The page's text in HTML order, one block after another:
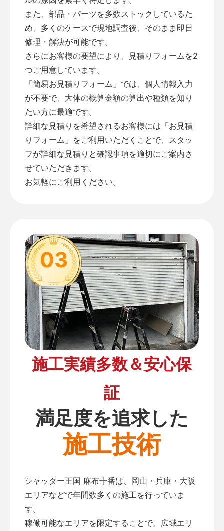
また、部品・パーツを多数ストックしているた
め、多くのケースで現地調査後、そのまま即日
修理・解決が可能です。
さらにお客様の要望により、見積りフォームを2
つご用意しています。
「簡易お見積りフォーム 」では、個人情報入力
が不要で、大体の概算金額の算出や種類を知り
たい方に最適です。
詳細な見積りを希望されるお客様には「お見積
りフォーム 」をご利用いただくことで、スタッ
フが詳細な見積りと確認事項を適切にご案内さ
せていただきます。
お気軽にご利用ください。
03
施工実績多数＆安心保
証
満足度を追求した
施工技術
シャッター王国 麻布十番は、岡山・兵庫・大阪
エリアなどで年間数多くの施工を行っていま
す。
稼働可能なエリアを限定することで、広域エリ